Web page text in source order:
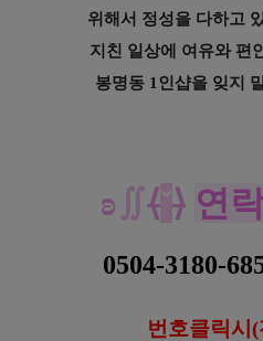
위해서 정성을 다하고
지친 일상에 여유와 편
봉명동 1인샵을 잊지
ʚ ∬⟨ˇ⟩ 연
0504-3180-
번호클릭시